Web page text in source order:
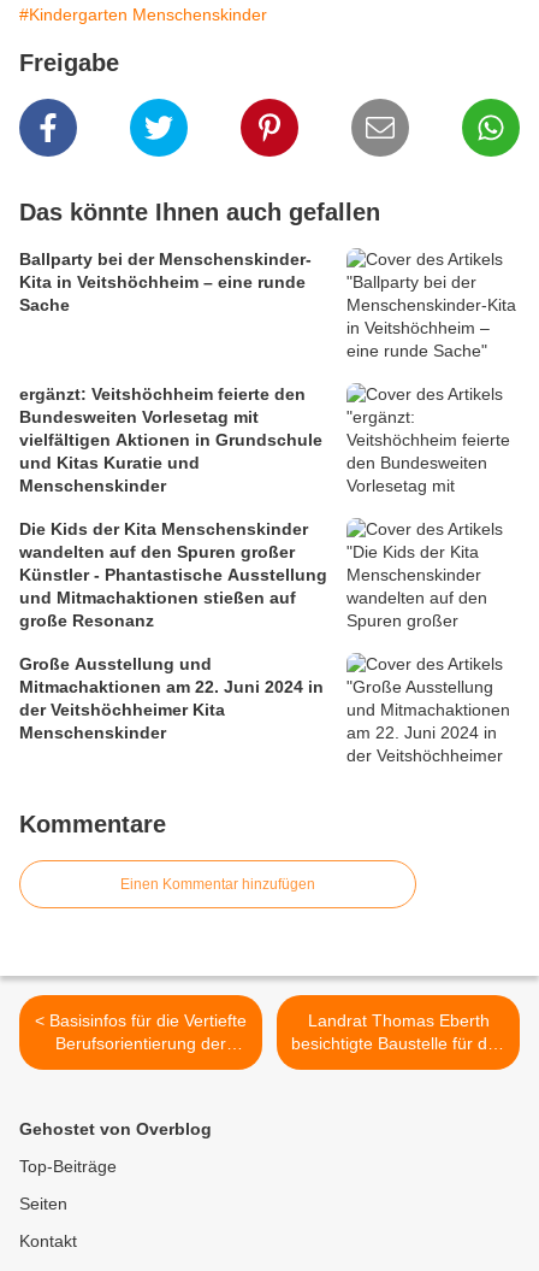
#Kindergarten Menschenskinder
Freigabe
Das könnte Ihnen auch gefallen
Ballparty bei der Menschenskinder-
Kita in Veitshöchheim – eine runde
Sache
ergänzt: Veitshöchheim feierte den
Bundesweiten Vorlesetag mit
vielfältigen Aktionen in Grundschule
und Kitas Kuratie und
Menschenskinder
Die Kids der Kita Menschenskinder
wandelten auf den Spuren großer
Künstler - Phantastische Ausstellung
und Mitmachaktionen stießen auf
große Resonanz
Große Ausstellung und
Mitmachaktionen am 22. Juni 2024 in
der Veitshöchheimer Kita
Menschenskinder
Kommentare
Einen Kommentar hinzufügen
< Basisinfos für die Vertiefte
Berufsorientierung der
Mittelschule im neuen
Landrat Thomas Eberth
besichtigte Baustelle für das
das neue Bürogebäude mit
Gehostet von Overblog
Top-Beiträge
Seiten
Kontakt